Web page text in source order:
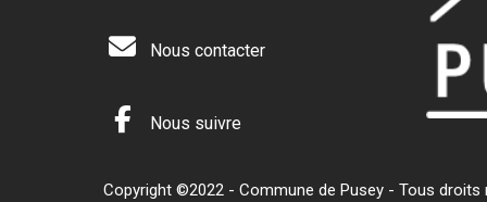
Nous contacter
Nous suivre
Copyright ©2022 - Commune de Pusey - Tous